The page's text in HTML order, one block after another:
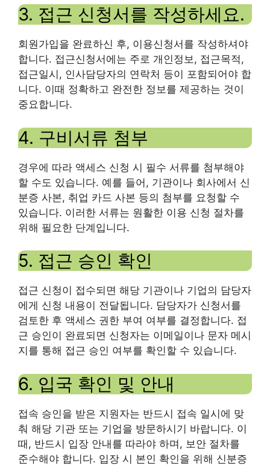
3. 접근 신청서를 작성하세요.
회원가입을 완료하신 후, 이용신청서를 작성하셔야
합니다. 접근신청서에는 주로 개인정보, 접근목적,
접근일시, 인사담당자의 연락처 등이 포함되어야 합
니다. 이때 정확하고 완전한 정보를 제공하는 것이
중요합니다.
4. 구비서류 첨부
경우에 따라 액세스 신청 시 필수 서류를 첨부해야
할 수도 있습니다. 예를 들어, 기관이나 회사에서 신
분증 사본, 취업 카드 사본 등의 첨부를 요청할 수
있습니다. 이러한 서류는 원활한 이용 신청 절차를
위해 필요한 단계입니다.
5. 접근 승인 확인
접근 신청이 접수되면 해당 기관이나 기업의 담당자
에게 신청 내용이 전달됩니다. 담당자가 신청서를
검토한 후 액세스 권한 부여 여부를 결정합니다. 접
근 승인이 완료되면 신청자는 이메일이나 문자 메시
지를 통해 접근 승인 여부를 확인할 수 있습니다.
6. 입국 확인 및 안내
접속 승인을 받은 지원자는 반드시 접속 일시에 맞
춰 해당 기관 또는 기업을 방문하시기 바랍니다. 이
때, 반드시 입장 안내를 따라야 하며, 보안 절차를
준수해야 합니다. 입장 시 본인 확인을 위해 신분증